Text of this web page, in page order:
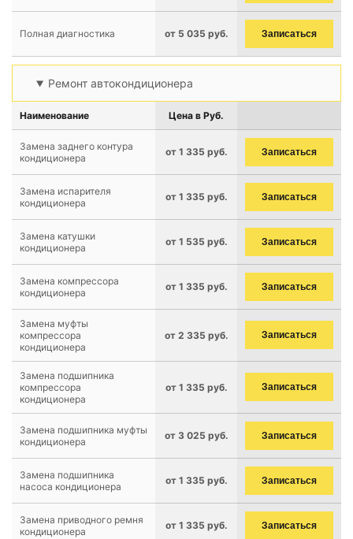
Полная диагностика от 5 035 руб. Записаться
Ремонт автокондиционера
Наименование Цена в Руб.
Замена заднего контура
кондиционера
от 1 335 руб. Записаться
Замена испарителя
кондиционера
от 1 335 руб. Записаться
Замена катушки
кондиционера
от 1 535 руб. Записаться
Замена компрессора
кондиционера
от 1 335 руб. Записаться
Замена муфты
компрессора
кондиционера
от 2 335 руб. Записаться
Замена подшипника
компрессора
кондиционера
от 1 335 руб. Записаться
Замена подшипника муфты
кондиционера
от 3 025 руб. Записаться
Замена подшипника
насоса кондиционера
от 1 335 руб. Записаться
Замена приводного ремня
кондиционера
от 1 335 руб. Записаться